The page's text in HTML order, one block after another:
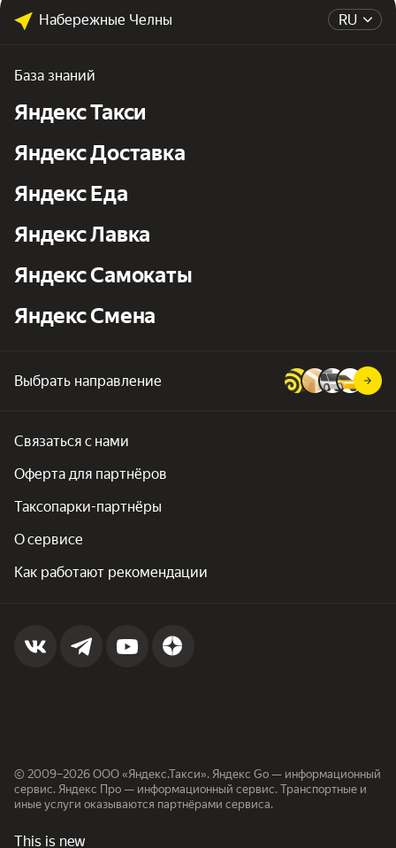
RU
Набережные Челны
База знаний
Яндекс Такси
Яндекс Доставка
Яндекс Еда
Яндекс Лавка
Яндекс Самокаты
Яндекс Смена
Выбрать направление
Связаться с нами
Оферта для партнёров
Таксопарки-партнёры
О сервисе
Как работают рекомендации
© 2009–2026 ООО «Яндекс.Такси». Яндекс Go — информационный
сервис. Яндекс Про — информационный сервис. Транспортные и
иные услуги оказываются партнёрами сервиса.
This is new